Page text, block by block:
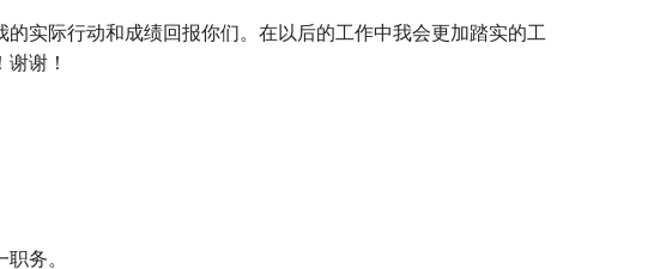
实际行动和成绩回报你们。在以后的工作中我会更加踏实的工
谢！
务。